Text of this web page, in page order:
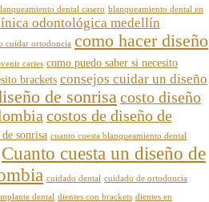
dental casero blanqueamiento dental en
odontológica medellín
cuidar ortodoncia como hacer diseño
caries como puedo saber si necesito
brackets consejos cuidar un diseño
de sonrisa costo diseño
costos de diseño de
sonrisa cuanto cuesta blanqueamiento dental
Cuanto cuesta un diseño de
cuidado dental cuidado de ortodoncia
dental dientes con brackets dientes en